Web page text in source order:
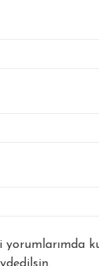
yorumlarımda